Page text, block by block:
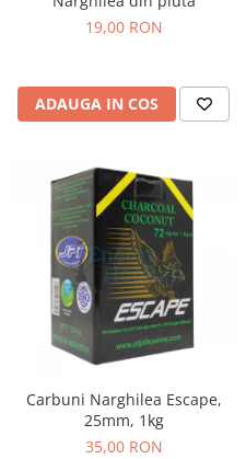
19,00 RON
ADAUGA IN COS
Carbuni Narghilea Escape,
25mm, 1kg
35,00 RON